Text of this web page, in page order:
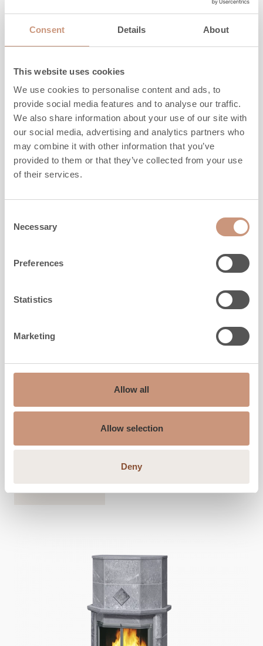
Consent Details About
This website uses cookies
We use cookies to personalise content and ads, to
provide social media features and to analyse our traffic.
We also share information about your use of our site with
our social media, advertising and analytics partners who
may combine it with other information that you’ve
provided to them or that they’ve collected from your use
of their services.
Selection
Necessary
Preferences
Statistics
Marketing
Allow all
Allow selection
Deny
l'espace à chauffer
DÉCOUVREZ
Largeur
840mm